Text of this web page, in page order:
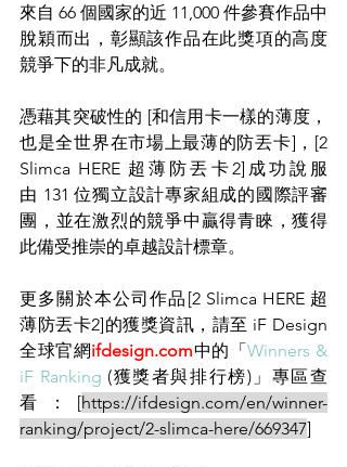
來自 66 個國家的近 11,000 件參賽作品中
脫穎而出，彰顯該作品在此獎項的高度
競爭下的非凡成就。
憑藉其突破性的 [和信用卡一樣的薄度，
也是全世界在市場上最薄的防丟卡]，[2
Slimca HERE 超薄防丟卡2]成功說服
由 131 位獨立設計專家組成的國際評審
團，並在激烈的競爭中贏得青睞，獲得
此備受推崇的卓越設計標章。
更多關於本公司作品[2 Slimca HERE 超
薄防丟卡2]的獲獎資訊，請至 iF Design
全球官網ifdesign.com中的「Winners &
iF Ranking (獲獎者與排行榜)」專區查
看：[https://ifdesign.com/en/winner-
ranking/project/2-slimca-here/669347]